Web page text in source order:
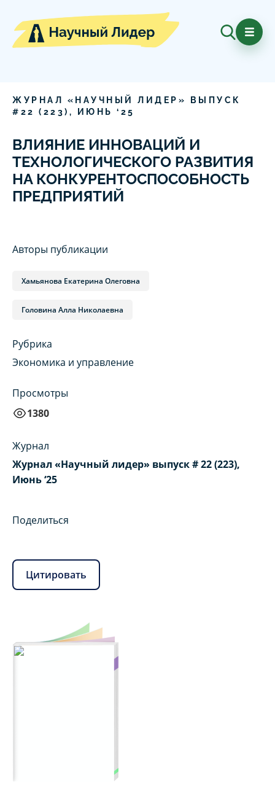
ЖУРНАЛ «НАУЧНЫЙ ЛИДЕР» ВЫПУСК
# 22 ( 223), ИЮНЬ ‘ 25
ВЛИЯНИЕ ИННОВАЦИЙ И
ТЕХНОЛОГИЧЕСКОГО РАЗВИТИЯ
НА КОНКУРЕНТОСПОСОБНОСТЬ
ПРЕДПРИЯТИЙ
Авторы публикации
Хамьянова Екатерина Олеговна
Головина Алла Николаевна
Рубрика
Экономика и управление
Просмотры
1380
Журнал
Журнал «Научный лидер» выпуск # 22 (223),
Июнь ‘25
Поделиться
Цитировать